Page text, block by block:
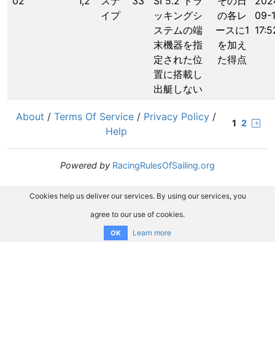
イプ
ッキングシ
ステムの端
末機器を指
定された位
置に搭載し
出艇しない
の各レ
ースに1
を加え
た得点
09-
1 2
About / Terms Of Service / Privacy Policy /
Help
Powered by RacingRulesOfSailing.org
Cookies help us deliver our services. By using our services, you
agree to our use of cookies.
OK Learn more